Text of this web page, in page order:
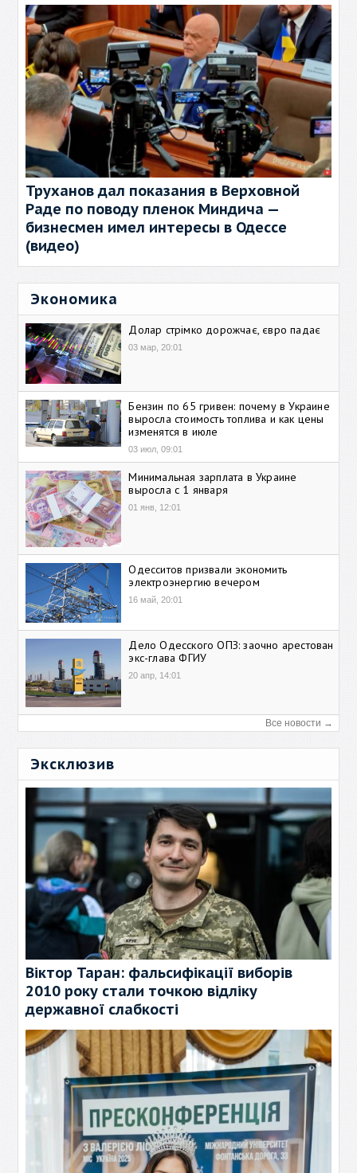
Труханов дал показания в Верховной
Раде по поводу пленок Миндича —
бизнесмен имел интересы в Одессе
(видео)
Экономика
Долар стрімко дорожчає, євро падає
03 мар, 20:01
Бензин по 65 гривен: почему в Украине
выросла стоимость топлива и как цены
изменятся в июле
03 июл, 09:01
Минимальная зарплата в Украине
выросла с 1 января
01 янв, 12:01
Одесситов призвали экономить
электроэнергию вечером
16 май, 20:01
Дело Одесского ОПЗ: заочно арестован
экс-глава ФГИУ
20 апр, 14:01
Все новости →
Эксклюзив
Віктор Таран: фальсифікації виборів
2010 року стали точкою відліку
державної слабкості